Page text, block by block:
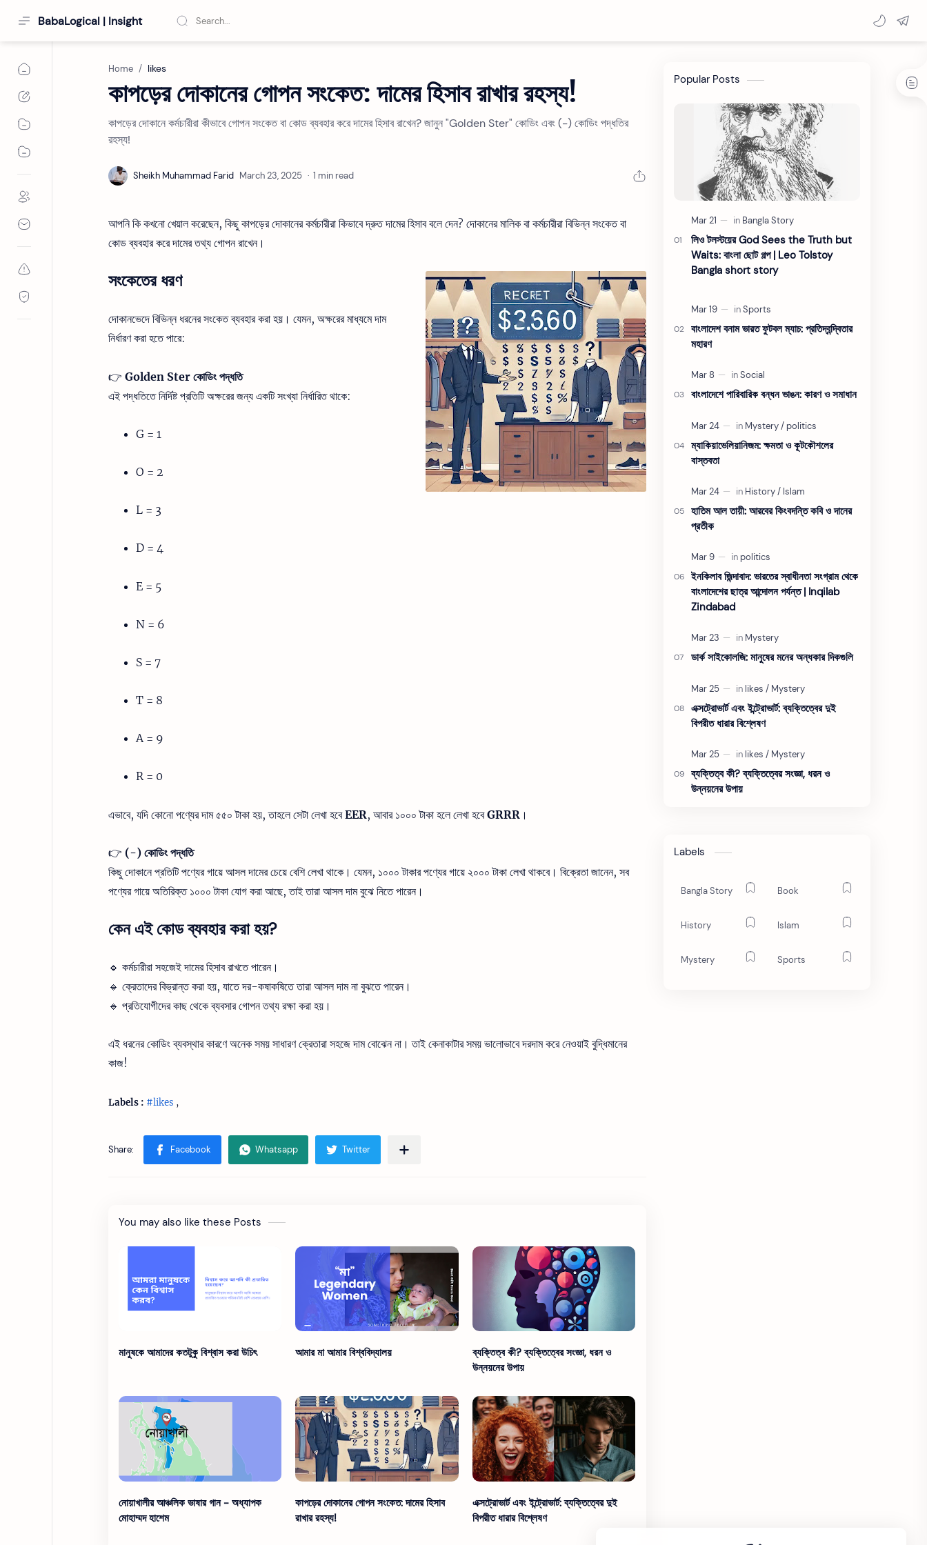
BabaLogical | Insight
Home likes
কাপড়ের দোকানের গোপন সংকেত: দামের হিসাব রাখার রহস্য!
কাপড়ের দোকানে কর্মচারীরা কীভাবে গোপন সংকেত বা কোড ব্যবহার করে দামের হিসাব রাখেন? জানুন "Golden Ster" কোডিং এবং (-) কোডিং পদ্ধতির
রহস্য!
1 min read
আপনি কি কখনো খেয়াল করেছেন, কিছু কাপড়ের দোকানের কর্মচারীরা কিভাবে দ্রুত দামের হিসাব বলে দেন? দোকানের মালিক বা কর্মচারীরা বিভিন্ন সংকেত বা
কোড ব্যবহার করে দামের তথ্য গোপন রাখেন।
সংকেতের ধরণ
দোকানভেদে বিভিন্ন ধরনের সংকেত ব্যবহার করা হয়। যেমন, অক্ষরের মাধ্যমে দাম
নির্ধারণ করা হতে পারে:
👉 Golden Ster কোডিং পদ্ধতি
এই পদ্ধতিতে নির্দিষ্ট প্রতিটি অক্ষরের জন্য একটি সংখ্যা নির্ধারিত থাকে:
G = 1
O = 2
L = 3
D = 4
E = 5
N = 6
S = 7
T = 8
A = 9
R = 0
এভাবে, যদি কোনো পণ্যের দাম ৫৫০ টাকা হয়, তাহলে সেটা লেখা হবেEER, আবার ১০০০ টাকা হলে লেখা হবেGRRR ।
👉 (-) কোডিং পদ্ধতি
কিছু দোকানে প্রতিটি পণ্যের গায়ে আসল দামের চেয়ে বেশি লেখা থাকে। যেমন, ১০০০ টাকার পণ্যের গায়ে ২০০০ টাকা লেখা থাকবে। বিক্রেতা জানেন, সব
পণ্যের গায়ে অতিরিক্ত ১০০০ টাকা যোগ করা আছে, তাই তারা আসল দাম বুঝে নিতে পারেন।
কেন এই কোড ব্যবহার করা হয়?
🔹 কর্মচারীরা সহজেই দামের হিসাব রাখতে পারেন।
🔹 ক্রেতাদের বিভ্রান্ত করা হয়, যাতে দর-কষাকষিতে তারা আসল দাম না বুঝতে পারেন।
🔹 প্রতিযোগীদের কাছ থেকে ব্যবসার গোপন তথ্য রক্ষা করা হয়।
এই ধরনের কোডিং ব্যবস্থার কারণে অনেক সময় সাধারণ ক্রেতারা সহজে দাম বোঝেন না। তাই কেনাকাটার সময় ভালোভাবে দরদাম করে নেওয়াই বুদ্ধিমানের
কাজ!
Labels : #likes ,
You may also like these Posts
মানুষকে আমাদের কতটুকু বিশ্বাস করা উচিৎ আমার মা আমার বিশ্ববিদ্যালয়
ব্যক্তিত্ব কী? ব্যক্তিত্বের সংজ্ঞা, ধরন ও
উন্নয়নের উপায়
নোয়াখালীর আঞ্চলিক ভাষার গান - অধ্যাপক
মোহাম্মদ হাশেম
কাপড়ের দোকানের গোপন সংকেত: দামের হিসাব
রাখার রহস্য!
এক্সট্রোভার্ট এবং ইন্ট্রোভার্ট: ব্যক্তিত্বের দুই
বিপরীত ধারার বিশ্লেষণ
Popular Posts
লিও টলস্টয়ের God Sees the Truth but
Waits: বাংলা ছোট গল্প | Leo Tolstoy
Bangla short story
বাংলাদেশ বনাম ভারত ফুটবল ম্যাচ: প্রতিদ্বন্দ্বিতার
মহারণ
বাংলাদেশে পারিবারিক বন্ধন ভাঙন: কারণ ও সমাধান
ম্যাকিয়াভেলিয়ানিজম: ক্ষমতা ও কূটকৌশলের
বাস্তবতা
হাতিম আল তায়ী: আরবের কিংবদন্তি কবি ও দানের
প্রতীক
ইনকিলাব জিন্দাবাদ: ভারতের স্বাধীনতা সংগ্রাম থেকে
বাংলাদেশের ছাত্র আন্দোলন পর্যন্ত | Inqilab
Zindabad
ডার্ক সাইকোলজি: মানুষের মনের অন্ধকার দিকগুলি
এক্সট্রোভার্ট এবং ইন্ট্রোভার্ট: ব্যক্তিত্বের দুই
বিপরীত ধারার বিশ্লেষণ
ব্যক্তিত্ব কী? ব্যক্তিত্বের সংজ্ঞা, ধরন ও
উন্নয়নের উপায়
Labels
Bangla Story Book
History Islam
Mystery Sports